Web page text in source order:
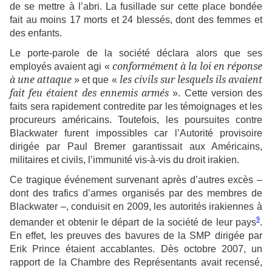
de se mettre à l’abri. La fusillade sur cette place bondée
fait au moins 17 morts et 24 blessés, dont des femmes et
des enfants.
Le porte-parole de la société déclara alors que ses
employés avaient agi « conformément à la loi en réponse
à une attaque » et que « les civils sur lesquels ils avaient
fait feu étaient des ennemis armés». Cette version des
faits sera rapidement contredite par les témoignages et les
procureurs américains. Toutefois, les poursuites contre
Blackwater furent impossibles car l’Autorité provisoire
dirigée par Paul Bremer garantissait aux Américains,
militaires et civils, l’immunité vis-à-vis du droit irakien.
Ce tragique événement survenant après d’autres excès –
dont des trafics d’armes organisés par des membres de
Blackwater –, conduisit en 2009, les autorités irakiennes à
demander et obtenir le départ de la société de leur pays9.
En effet, les preuves des bavures de la SMP dirigée par
Erik Prince étaient accablantes. Dès octobre 2007, un
rapport de la Chambre des Représentants avait recensé,